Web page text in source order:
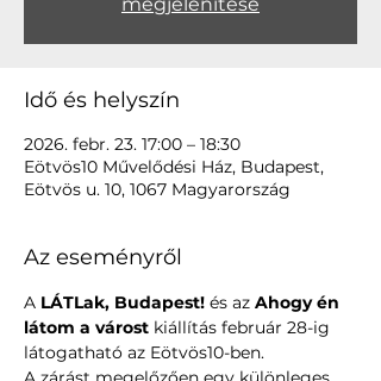
Idő és helyszín
2026. febr. 23. 17:00 – 18:30
Eötvös10 Művelődési Ház, Budapest,
Eötvös u. 10, 1067 Magyarország
Az eseményről
A LÁTLak, Budapest! és az Ahogy én
látom a várost kiállítás február 28-ig
látogatható az Eötvös10-ben.